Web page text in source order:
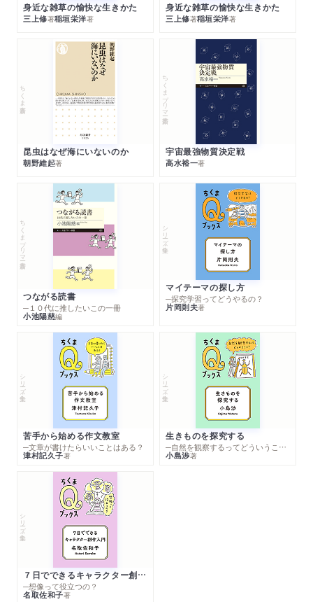
身近な雑草の愉快な生きかた
三上修著稲垣栄洋著
身近な雑草の愉快な生きかた
三上修著稲垣栄洋著
ちくま新書
昆虫はなぜ海にいないのか
朝野維起著
ちくまプリマー新書
宇宙最強物質決定戦
高水裕一著
ちくまプリマー新書
つながる読書
─１０代に推したいこの一冊
小池陽慈編
シリーズ・全集
マイテーマの探し方
─探究学習ってどうやるの？
片岡則夫著
シリーズ・全集
苦手から始める作文教室
─文章が書けたらいいことはある？
津村記久子著
シリーズ・全集
生きものを探究する
─自然を観察するってどういうこと？
小島渉著
シリーズ・全集
７日でできるキャラクター創作入門
─想像って役立つの？
名取佐和子著